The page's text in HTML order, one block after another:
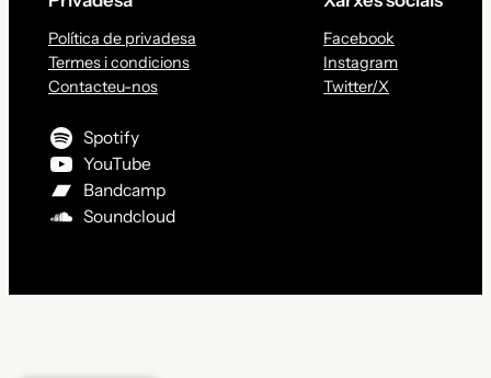
Política de privadesa
Termes i condicions
Contacteu-nos
Facebook
Instagram
Twitter/X
Spotify
YouTube
Bandcamp
Soundcloud